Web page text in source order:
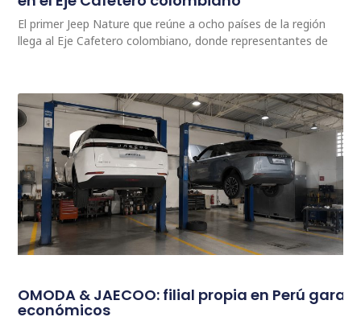
El primer Jeep Nature que reúne a ocho países de la región
llega al Eje Cafetero colombiano, donde representantes de
OMODA & JAECOO: filial propia en Perú
económicos